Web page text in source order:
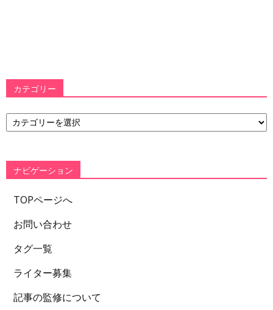
カテゴリー
カ
テ
ー
ナビゲーション
TOPページへ
お問い合わせ
タグ一覧
ライター募集
記事の監修について